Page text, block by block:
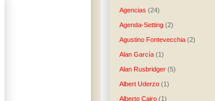
Agencias (24)
Agenda-Setting (2)
Agustino Fontevecchia (2)
Alan García (1)
Alan Rusbridger (5)
Albert Uderzo (1)
Alberto Cairo (1)